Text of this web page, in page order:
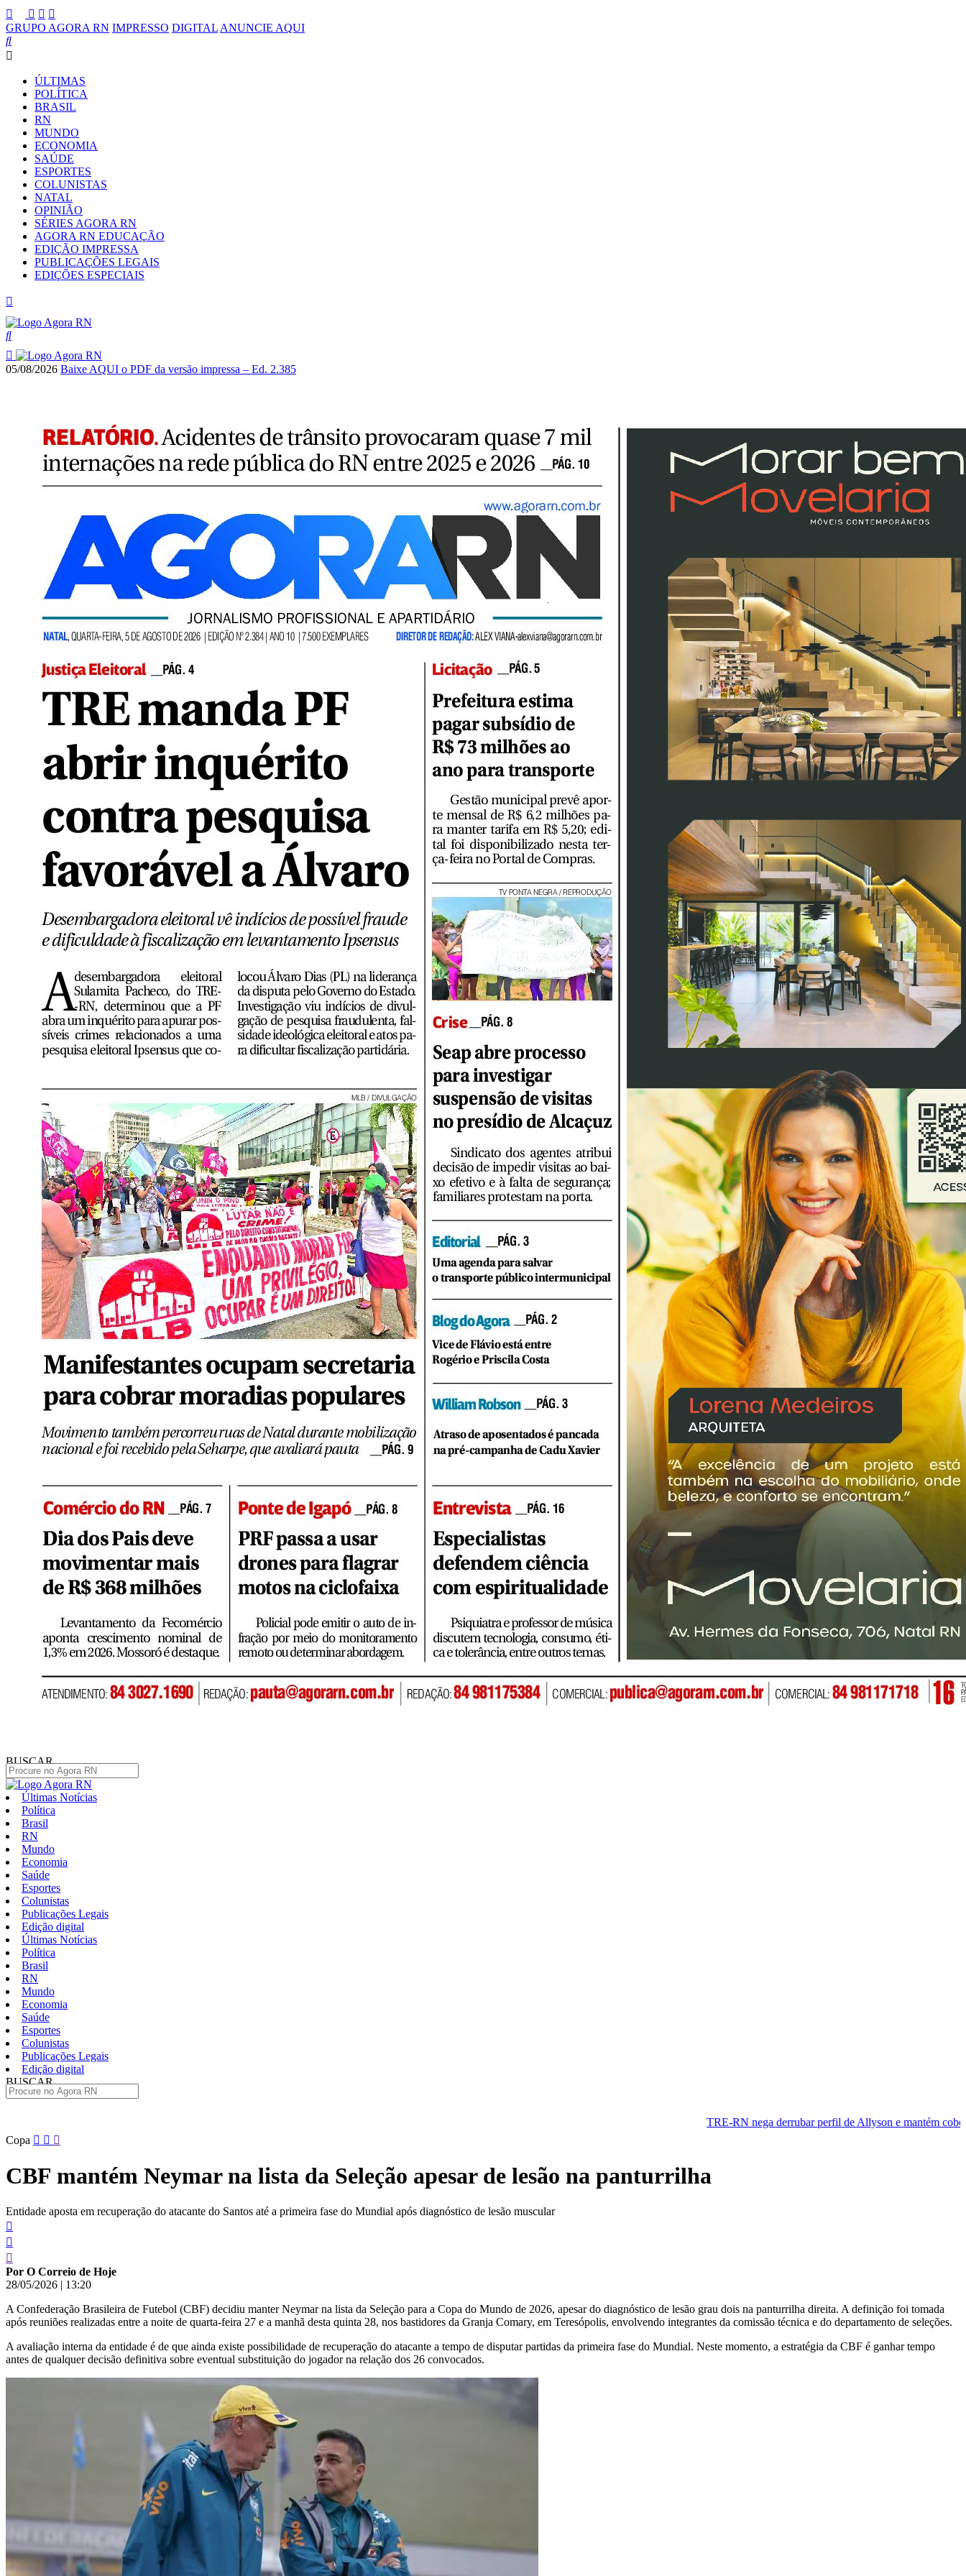
GRUPO AGORA RN IMPRESSO DIGITAL ANUNCIE AQUI
ÚLTIMAS
POLÍTICA
BRASIL
RN
MUNDO
ECONOMIA
SAÚDE
ESPORTES
COLUNISTAS
NATAL
OPINIÃO
SÉRIES AGORA RN
AGORA RN EDUCAÇÃO
EDIÇÃO IMPRESSA
PUBLICAÇÕES LEGAIS
EDIÇÕES ESPECIAIS
05/08/2026 Baixe AQUI o PDF da versão impressa – Ed. 2.385
BUSCAR
Últimas Notícias
Política
Brasil
RN
Mundo
Economia
Saúde
Esportes
Colunistas
Publicações Legais
Edição digital
Últimas Notícias
Política
Brasil
RN
Mundo
Economia
Saúde
Esportes
Colunistas
Publicações Legais
Edição digital
BUSCAR
TRE-RN nega derrubar perfil de Allyson e mantém cobertura da convenção
Pular
para
conteúdo
Copa
CBF mantém Neymar na lista da Seleção apesar de lesão na panturrilha
Entidade aposta em recuperação do atacante do Santos até a primeira fase do Mundial após diagnóstico de lesão muscular
Por O Correio de Hoje
28/05/2026 | 13:20
A Confederação Brasileira de Futebol (CBF) decidiu manter Neymar na lista da Seleção para a Copa do Mundo de 2026, apesar do diagnóstico de lesão grau dois na panturrilha direita. A definição foi tomada
após reuniões realizadas entre a noite de quarta-feira 27 e a manhã desta quinta 28, nos bastidores da Granja Comary, em Teresópolis, envolvendo integrantes da comissão técnica e do departamento de seleções.
A avaliação interna da entidade é de que ainda existe possibilidade de recuperação do atacante a tempo de disputar partidas da primeira fase do Mundial. Neste momento, a estratégia da CBF é ganhar tempo
antes de qualquer decisão definitiva sobre eventual substituição do jogador na relação dos 26 convocados.